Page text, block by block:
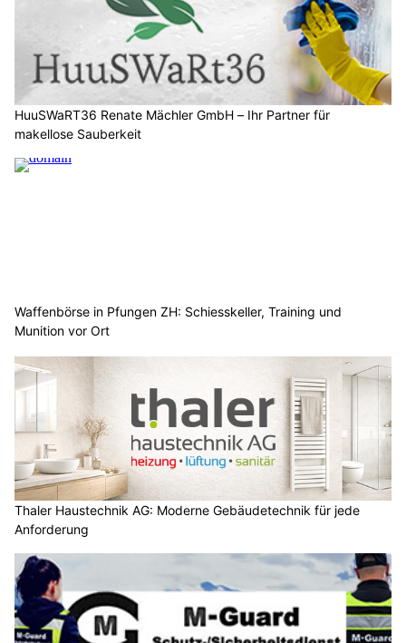
HuuSWaRT36 Renate Mächler GmbH – Ihr Partner für
makellose Sauberkeit
Waffenbörse in Pfungen ZH: Schiesskeller, Training und
Munition vor Ort
Thaler Haustechnik AG: Moderne Gebäudetechnik für jede
Anforderung